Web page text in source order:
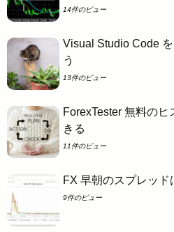
14件のビュー
Visual Studio Code
う
13件のビュー
ForexTester 無料の
きる
11件のビュー
FX 早朝のスプレッ
9件のビュー